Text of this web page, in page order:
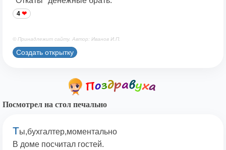
4
© Принадлежит сайту. Автор: Иванов И.П.
Создать открытку
Посмотрел на стол печально
Ты,бухгалтер,моментально
В доме посчитал гостей.